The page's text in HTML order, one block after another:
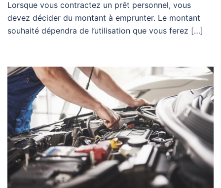
Lorsque vous contractez un prêt personnel, vous
devez décider du montant à emprunter. Le montant
souhaité dépendra de l’utilisation que vous ferez […]